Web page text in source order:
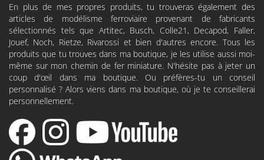
En plus de mes propres produits, tu trouveras également des
articles de modélisme ferroviaire provenant de fabricants
sélectionnés tels que Artitec, Busch, Colle21 , Decapod, Faller,
Jouef, Noch, Rietze, Rivarossi et bien d'autres encore. Tous les
produits que tu trouves dans ma boutique, je les utilise aussi moi-
même sur mon chemin de fer miniature. N'hésite pas à jeter un
coup d'œil dans ma boutique. Ou préfères-tu un conseil
personnalisé ? Alors viens dans ma boutique, où je te conseillerai
personnellement.